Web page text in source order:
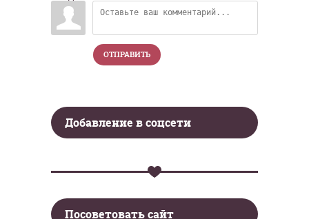
ОТПРАВИТЬ
Добавление в соцсети
Посоветовать сайт